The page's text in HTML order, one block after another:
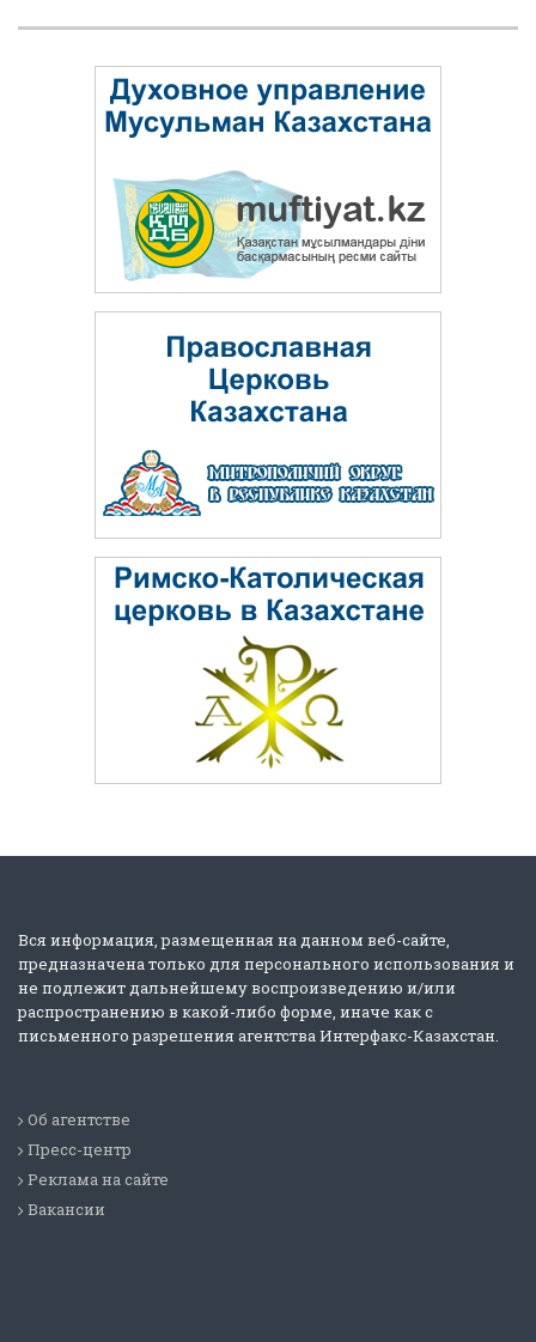
Вся информация, размещенная на данном веб-сайте,
предназначена только для персонального использования и
не подлежит дальнейшему воспроизведению и/или
распространению в какой-либо форме, иначе как с
письменного разрешения агентства Интерфакс-Казахстан.
Об агентстве
Пресс-центр
Реклама на сайте
Вакансии